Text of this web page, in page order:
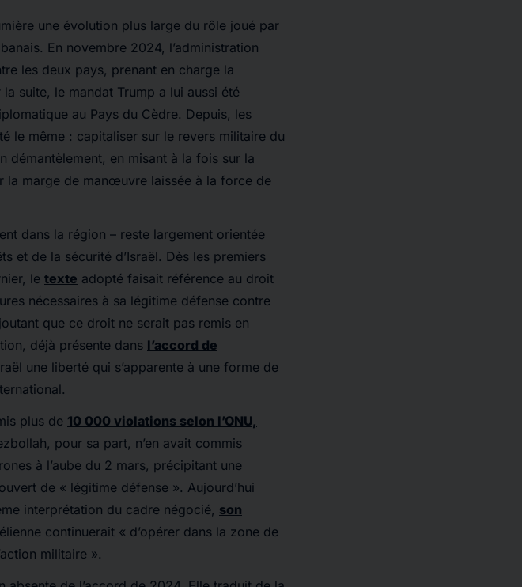
une évolution plus large du rôle joué par
En novembre 2024, l’administration
les deux pays, prenant en charge la
suite, le mandat Trump a lui aussi été
au Pays du Cèdre. Depuis, les
le même : capitaliser sur le revers militaire du
démantèlement, en misant à la fois sur la
la marge de manœuvre laissée à la force de
dans la région – reste largement orientée
et de la sécurité d’Israël. Dès les premiers
le texte adopté faisait référence au droit
nécessaires à sa légitime défense contre
que ce droit ne serait pas remis en
déjà présente dans l’accord de
une liberté qui s’apparente à une forme de
plus de 10 000 violations selon l’ONU,
pour sa part, n’en avait commis
à l’aube du 2 mars, précipitant une
de « légitime défense ». Aujourd’hui
interprétation du cadre négocié, son
continuerait « d’opérer dans la zone de
militaire ».